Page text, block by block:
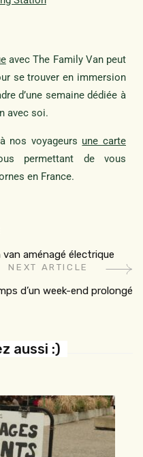
avec The Family Van peut
se trouver en immersion
d’une semaine dédiée à
avec soi.
nos voyageurs une carte
permettant de vous
en France.
aménagé électrique
NEXT ARTICLE
d’un week-end prolongé
aussi :)